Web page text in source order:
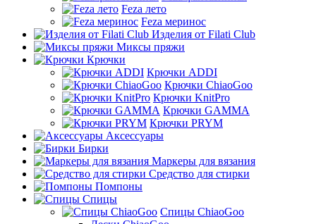
Feza лето
Feza меринос
Изделия от Filati Club
Миксы пряжи
Крючки
Крючки ADDI
Крючки ChiaoGoo
Крючки KnitPro
Крючки GAMMA
Крючки PRYM
Аксессуары
Бирки
Маркеры для вязания
Средство для стирки
Помпоны
Спицы
Спицы ChiaoGoo